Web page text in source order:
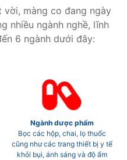
màng co đang ngày
nhiều ngành nghề, lĩnh
6 ngành dưới đây:
Ngành dược phẩm
Bọc các hộp, chai, lọ thuốc
cũng như các trang thiết bị y tế
khỏi bụi, ánh sáng và độ ẩm